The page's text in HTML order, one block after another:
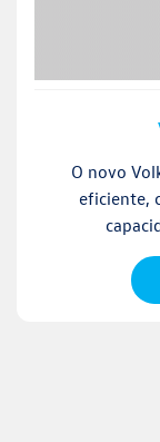
O novo
eficiente,